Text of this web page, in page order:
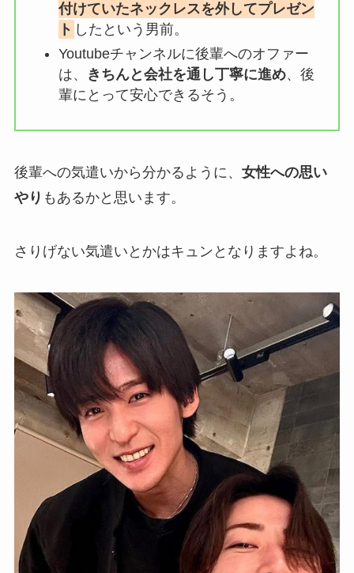
付けていたネックレスを外してプレゼン
ト したという男前。
Youtubeチャンネルに後輩へのオファー
は、
きちんと会社を通し丁寧に進め、後
輩にとって安心できるそう。
後輩への気遣いから分かるように、 女性への思い
やり もあるかと思います。
さりげない気遣いとかはキュンとなりますよね。